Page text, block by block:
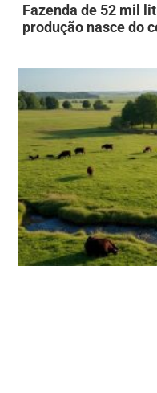
Fazenda de 52 mil
produção nasce do